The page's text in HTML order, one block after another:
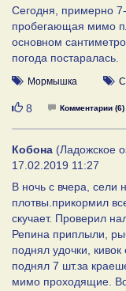
Сегодня, примерно
пробегающая мимо
основном
погода постаралась.
Мормышка
Нравится
8 Комментарии (6)
Кобона (Ладожское
17.02.2019 11:27
В ночь с вчера, сели
плотвы.прикормил
скучает. Проверил
Репина приплыли,
поднял удочки,
поднял 7 шт.за
мимо проходящие.